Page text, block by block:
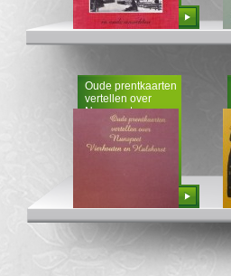
Bestellen
Oude prentkaarten
vertellen over
Nunspeet,
Vierhouten en
Hulshorst